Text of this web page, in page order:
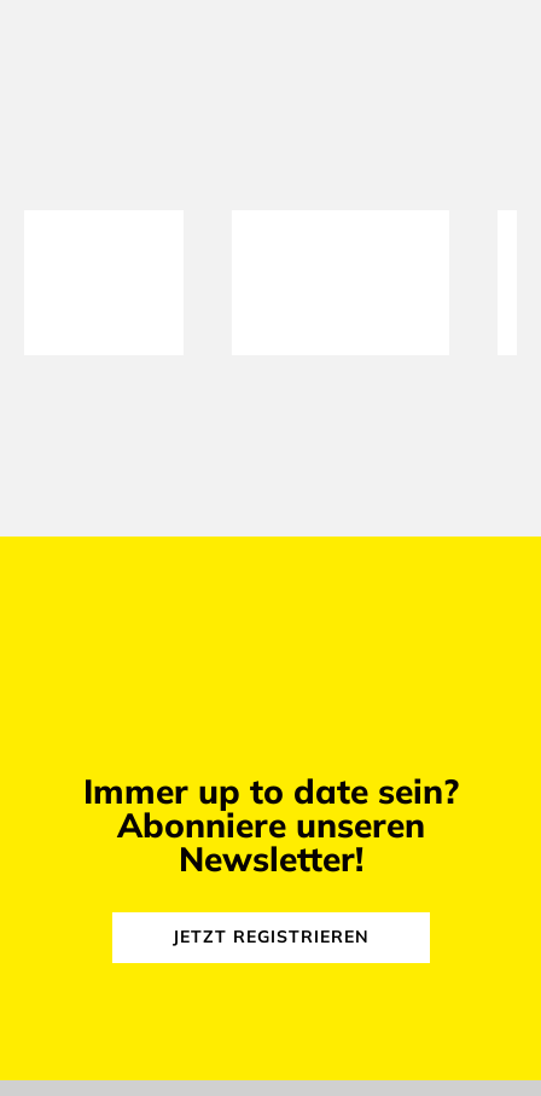
Immer up to date sein?
Abonniere unseren
Newsletter!
JETZT REGISTRIEREN